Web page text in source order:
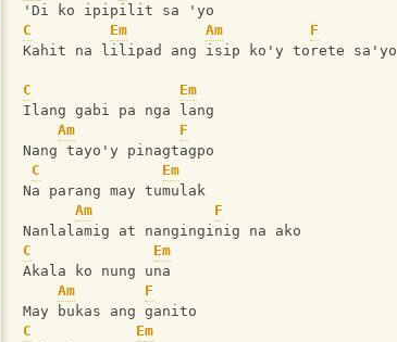
'Di ko ipipilit sa 'yo
C
Em Am
F
Kahit na lilipad ang isip ko'y torete sa'yo
C
Em
Ilang gabi pa nga lang
Am
F
Nang tayo'y pinagtagpo
C
Em
Na parang may tumulak
Am
F
Nanlalamig at nanginginig na ako
C
Em
Akala ko nung una
Am
F
May bukas ang ganito
C
Em